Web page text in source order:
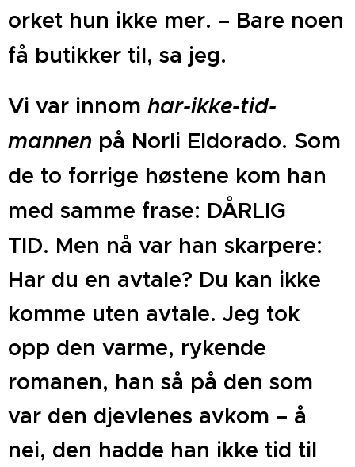
orket hun ikke mer. – Bare noen
få butikker til, sa jeg.
Vi var innom har-ikke-tid-
mannen på Norli Eldorado. Som
de to forrige høstene kom han
med samme frase: DÅRLIG
TID. Men nå var han skarpere:
Har du en avtale? Du kan ikke
komme uten avtale. Jeg tok
opp den varme, rykende
romanen, han så på den som
var den djevlenes avkom – å
nei, den hadde han ikke tid til